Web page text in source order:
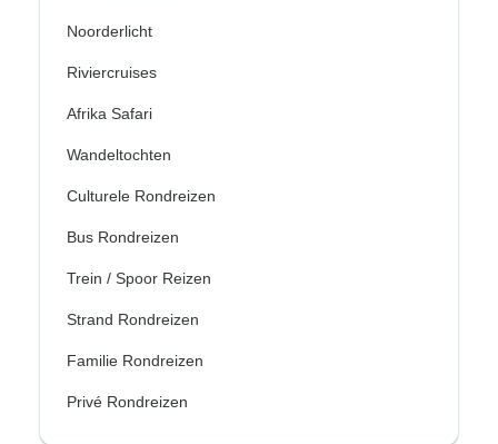
Noorderlicht
Riviercruises
Afrika Safari
Wandeltochten
Culturele Rondreizen
Bus Rondreizen
Trein / Spoor Reizen
Strand Rondreizen
Familie Rondreizen
Privé Rondreizen